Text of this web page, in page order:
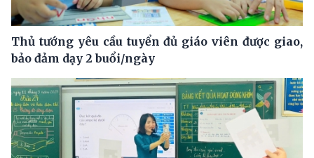
Thủ tướng yêu cầu tuyển đủ giáo viên được giao,
bảo đảm dạy 2 buổi/ngày